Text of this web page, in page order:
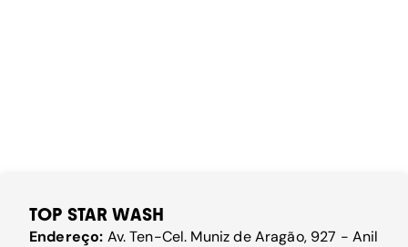
TOP STAR WASH
Endereço: Av. Ten-Cel. Muniz de Aragão, 927 - Anil